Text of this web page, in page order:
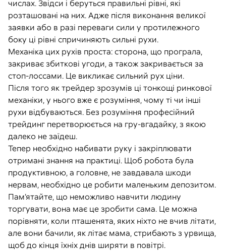
числах. Звідси і беруться правильні рівні, які
розташовані на них. Адже після виконання великої
заявки або в разі переваги сили у протилежного
боку ці рівні спричиняють сильні рухи.
Механіка цих рухів проста: сторона, що програла,
закриває збиткові угоди, а також закривається за
стоп-лоссами. Це викликає сильний рух ціни.
Після того як трейдер зрозумів ці тонкощі ринкової
механіки, у нього вже є розуміння, чому ті чи інші
рухи відбуваються. Без розуміння професійний
трейдинг перетворюється на гру-вгадайку, з якою
далеко не заїдеш.
Тепер необхідно набивати руку і закріплювати
отримані знання на практиці. Щоб робота була
продуктивною, а головне, не завдавала шкоди
нервам, необхідно це робити маленьким депозитом.
Пам’ятайте, що неможливо навчити людину
торгувати, вона має це зробити сама. Це можна
порівняти, коли пташенята, яких ніхто не вчив літати,
але вони бачили, як літає мама, стрибають з урвища,
щоб до кінця їхніх днів ширяти в повітрі.